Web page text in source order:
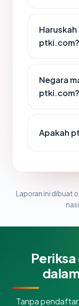
ptki.com?
Negara
ptki.com?
Apakah
Laporan ini dibuat
Tanpa